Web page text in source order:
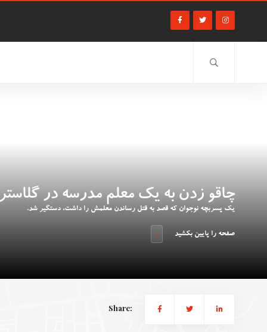
چاقو زدن به یک معلم مدرسه در
یک پسربچه نوجوان که قصد به قتل رساندن معلمش را داشت، دستگیر شد.
صفحه را پایین بکشید
Share: